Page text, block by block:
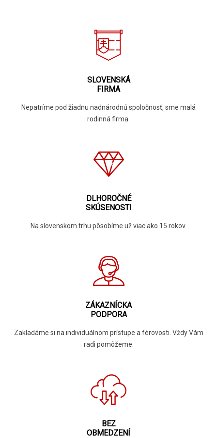
SLOVENSKÁ
FIRMA
Nepatríme pod žiadnu nadnárodnú spoločnosť, sme malá
rodinná firma.
DLHOROČNÉ
SKÚSENOSTI
Na slovenskom trhu pôsobíme už viac ako 15 rokov.
ZÁKAZNÍCKA
PODPORA
Zakladáme si na individuálnom prístupe a férovosti. Vždy Vám
radi pomôžeme.
BEZ
OBMEDZENÍ